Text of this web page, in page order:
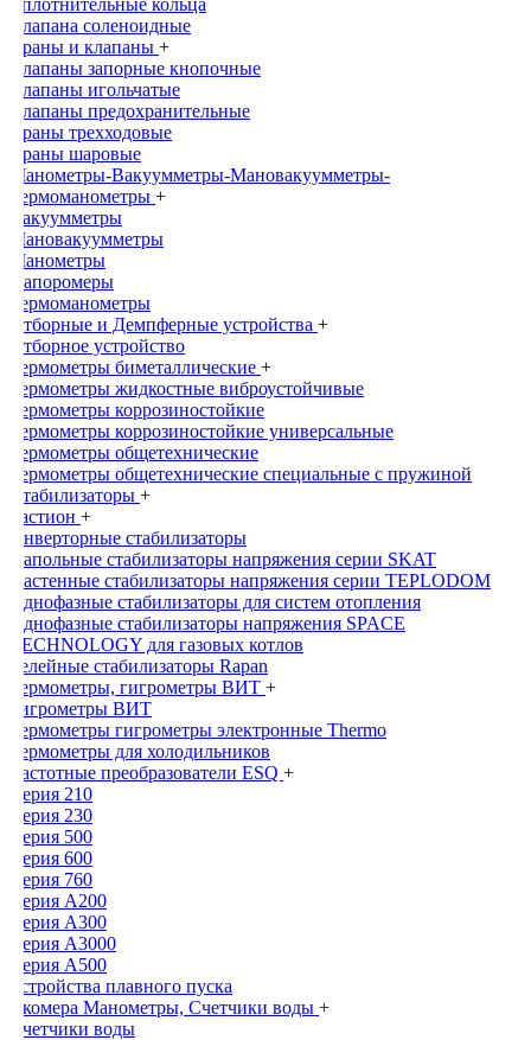
Уплотнительные кольца
Клапана соленоидные
Краны и клапаны +
Клапаны запорные кнопочные
Клапаны игольчатые
Клапаны предохранительные
Краны трехходовые
Краны шаровые
Манометры-Вакуумметры-Мановакуумметры-
Термоманометры +
Вакуумметры
Мановакуумметры
Манометры
Напоромеры
Термоманометры
Отборные и Демпферные устройства +
Отборное устройство
Термометры биметаллические +
Термометры жидкостные виброустойчивые
Термометры коррозиностойкие
Термометры коррозиностойкие универсальные
Термометры общетехнические
Термометры общетехнические специальные с пружиной
Стабилизаторы +
Бастион +
Инверторные стабилизаторы
Напольные стабилизаторы напряжения серии SKAT
Настенные стабилизаторы напряжения серии TEPLODOM
Однофазные стабилизаторы для систем отопления
Однофазные стабилизаторы напряжения SPACE
TECHNOLOGY для газовых котлов
Релейные стабилизаторы Rapan
Термометры, гигрометры ВИТ +
Гигрометры ВИТ
Термометры гигрометры электронные Thermo
Термометры для холодильников
Частотные преобразователи ESQ +
Серия 210
Серия 230
Серия 500
Серия 600
Серия 760
Серия А200
Серия А300
Серия А3000
Серия А500
Устройства плавного пуска
Экомера Манометры, Счетчики воды +
Счетчики воды